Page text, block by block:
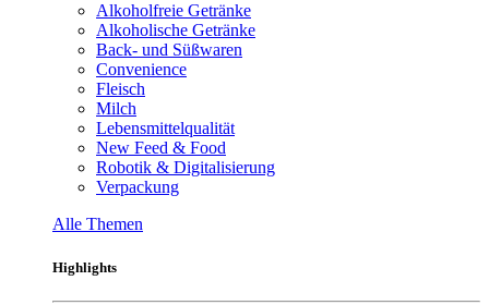
Alkoholfreie Getränke
Alkoholische Getränke
Back- und Süßwaren
Convenience
Fleisch
Milch
Lebensmittelqualität
New Feed & Food
Robotik & Digitalisierung
Verpackung
Alle Themen
Highlights